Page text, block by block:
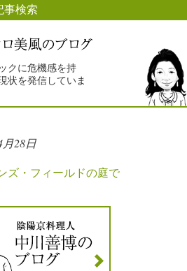
事検索
クに危機感を持
状を発信していま
月28日
ズ・フィールドの庭で